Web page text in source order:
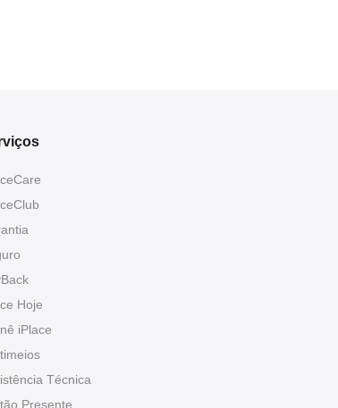
Hoje
iPlace
Técnica
Presente